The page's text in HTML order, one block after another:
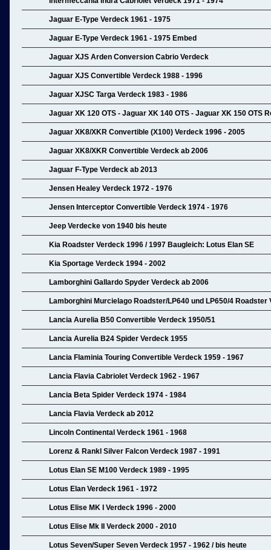
Jaguar E-Type Verdeck 1961 - 1975
Jaguar E-Type Verdeck 1961 - 1975 Embed
Jaguar XJS Arden Conversion Cabrio Verdeck
Jaguar XJS Convertible Verdeck 1988 - 1996
Jaguar XJSC Targa Verdeck 1983 - 1986
Jaguar XK 120 OTS - Jaguar XK 140 OTS - Jaguar XK 150 OTS
Jaguar XK8/XKR Convertible (X100) Verdeck 1996 - 2005
Jaguar XK8/XKR Convertible Verdeck ab 2006
Jaguar F-Type Verdeck ab 2013
Jensen Healey Verdeck 1972 - 1976
Jensen Interceptor Convertible Verdeck 1974 - 1976
Jeep Verdecke von 1940 bis heute
Kia Roadster Verdeck 1996 / 1997 Baugleich: Lotus Elan SE
Kia Sportage Verdeck 1994 - 2002
Lamborghini Gallardo Spyder Verdeck ab 2006
Lamborghini Murcielago Roadster/LP640 und LP650/4 Roadster
Lancia Aurelia B50 Convertible Verdeck 1950/51
Lancia Aurelia B24 Spider Verdeck 1955
Lancia Flaminia Touring Convertible Verdeck 1959 - 1967
Lancia Flavia Cabriolet Verdeck 1962 - 1967
Lancia Beta Spider Verdeck 1974 - 1984
Lancia Flavia Verdeck ab 2012
Lincoln Continental Verdeck 1961 - 1968
Lorenz & Rankl Silver Falcon Verdeck 1987 - 1991
Lotus Elan SE M100 Verdeck 1989 - 1995
Lotus Elan Verdeck 1961 - 1972
Lotus Elise MK I Verdeck 1996 - 2000
Lotus Elise Mk II Verdeck 2000 - 2010
Lotus Seven/Super Seven Verdeck 1957 - 1962 / bis heute